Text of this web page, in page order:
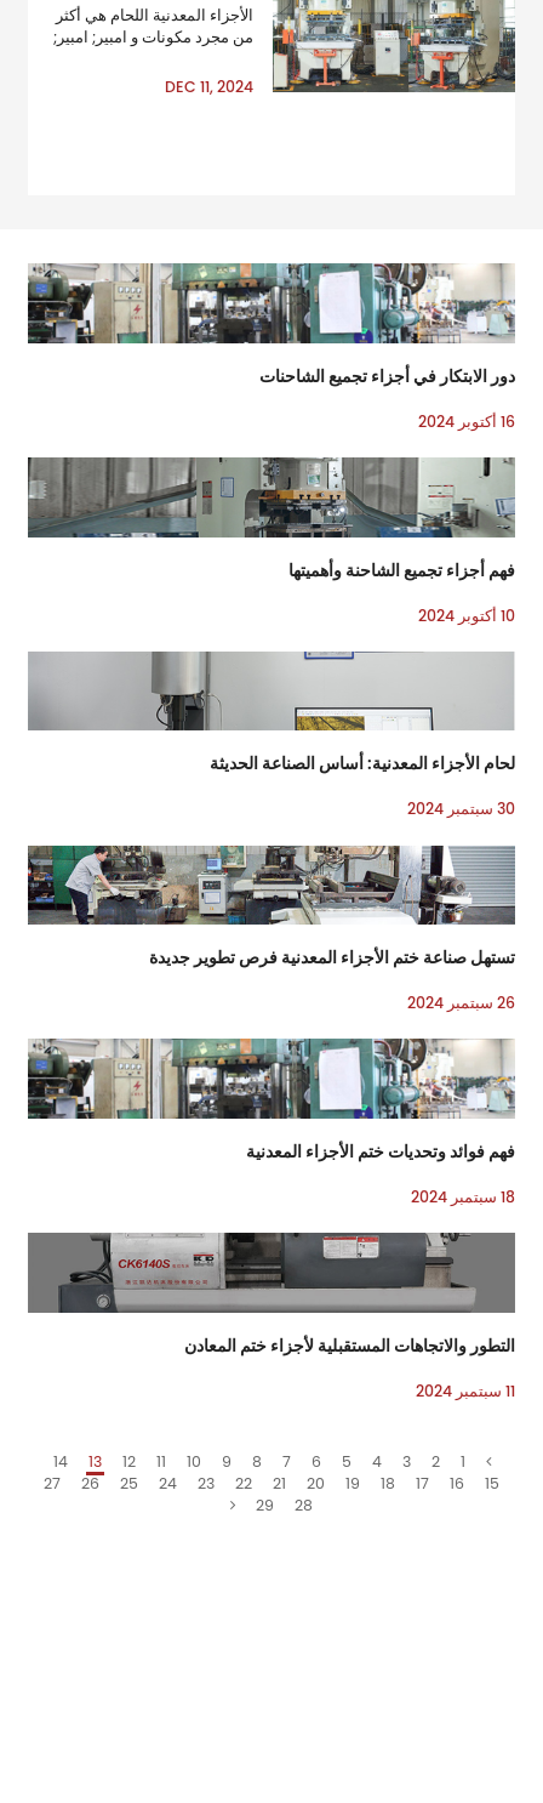
الأجزاء المعدنية اللحام هي أكثر
من مجرد مكونات و امبير; امبير;
موثوقة وفعالة في مختلف
DEC 11, 2024
دور الابتكار في أجزاء تجميع الشاحنات
16 أكتوبر 2024
فهم أجزاء تجميع الشاحنة وأهميتها
10 أكتوبر 2024
لحام الأجزاء المعدنية: أساس الصناعة الحديثة
30 سبتمبر 2024
تستهل صناعة ختم الأجزاء المعدنية فرص تطوير جديدة
26 سبتمبر 2024
فهم فوائد وتحديات ختم الأجزاء المعدنية
18 سبتمبر 2024
التطور والاتجاهات المستقبلية لأجزاء ختم المعادن
11 سبتمبر 2024
1
2
3
4
5
6
7
8
9
10
11
12
13
14
15
16
17
18
19
20
21
22
23
24
25
26
27
28
29